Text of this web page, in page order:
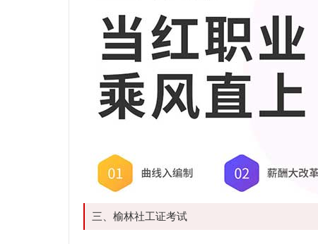
三、榆林社工证考试